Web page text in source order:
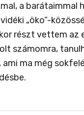
a barátaimmal
„öko”-
részt vettem az
számomra,
ma még